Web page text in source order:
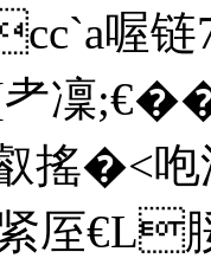
喔链
凜
�<
厔€L